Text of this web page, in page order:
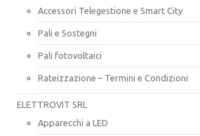
Accessori Telegestione e Smart City
Pali e Sostegni
Pali fotovoltaici
Rateizzazione – Termini e Condizioni
ELETTROVIT SRL
Apparecchi a LED